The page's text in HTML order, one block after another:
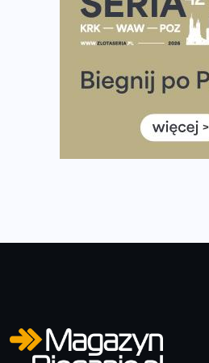
Tętno vs tempo – czym
Co ma dużo białka? Produkty,
Rozbiegany Olsztyn szykuje się
Już w tę sobotę 35. Bieg
Wystartuje rekordowa liczba